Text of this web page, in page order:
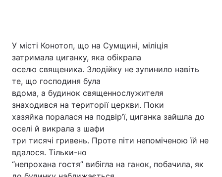
У місті Конотоп, що на Сумщині, міліція
затримала циганку, яка обікрала
оселю священика. Злодійку не зупинило навіть
те, що господиня була
вдома, а будинок священнослужителя
знаходився на території церкви. Поки
хазяйка поралася на подвір’ї, циганка зайшла до
оселі й викрала з шафи
три тисячі гривень. Проте піти непоміченою їй не
вдалося. Тільки-но
“непрохана гостя” вибігла на ганок, побачила, як